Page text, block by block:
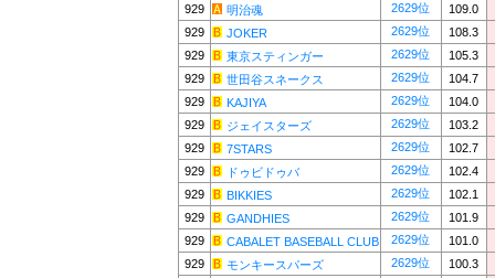
929
明治魂 2629位
109.0
929
JOKER 2629位
108.3
929
東京スティンガー 2629位
105.3
929
世田谷スネークス 2629位
104.7
929
KAJIYA 2629位
104.0
929
ジェイスターズ 2629位
103.2
929
7STARS 2629位
102.7
929
ドゥビドゥバ 2629位
102.4
929
BIKKIES 2629位
102.1
929
GANDHIES 2629位
101.9
929
CABALET BASEBALL CLUB 2629位
101.0
929
モンキースパーズ 2629位
100.3